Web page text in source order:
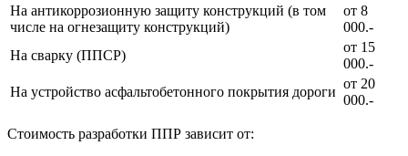
На антикоррозионную защиту конструкций (в том
числе на огнезащиту конструкций)
от 8
000.-
На сварку (ППСР)
от 15
000.-
На устройство асфальтобетонного покрытия дороги
от 20
000.-
Стоимость разработки ППР зависит от: